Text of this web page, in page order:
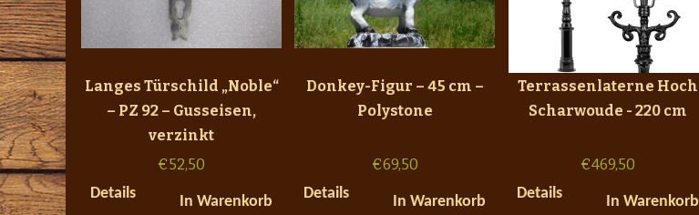
Langes Türschild „Noble“
– PZ 92 – Gusseisen,
verzinkt
€52,50
Details
In Warenkorb
Donkey-Figur – 45 cm –
Polystone
€69,50
Details
In Warenkorb
Terrassenlaterne Hoch
Scharwoude - 220 cm
€469,50
Details
In Warenkorb